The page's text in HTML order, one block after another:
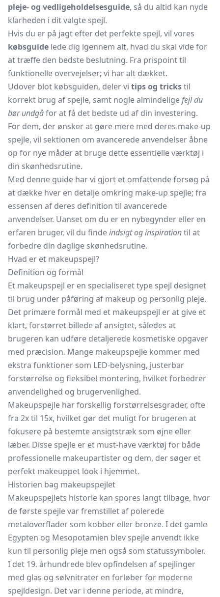
pleje- og vedligeholdelsesguide, så du altid kan nyde
klarheden i dit valgte spejl.
Hvis du er på jagt efter det perfekte spejl, vil vores
købsguide lede dig igennem alt, hvad du skal vide for
at træffe den bedste beslutning. Fra prispoint til
funktionelle overvejelser; vi har alt dækket.
Udover blot købsguiden, deler vi tips og trickstil
korrekt brug af spejle, samt nogle almindeligefejl du
bør undgåfor at få det bedste ud af din investering.
For dem, der ønsker at gøre mere med deres make-up
spejle, vil sektionen om avancerede anvendelser åbne
op for nye måder at bruge dette essentielle værktøj i
din skønhedsrutine.
Med denne guide har vi gjort et omfattende forsøg på
at dække hver en detalje omkring make-up spejle; fra
essensen af deres definition til avancerede
anvendelser. Uanset om du er en nybegynder eller en
erfaren bruger, vil du findeindsigt og inspirationtil at
forbedre din daglige skønhedsrutine.
Hvad er et makeupspejl?
Definition og formål
Et makeupspejl er en specialiseret type spejl designet
til brug under påføring af makeup og personlig pleje.
Det primære formål med et makeupspejl er at give et
klart, forstørret billede af ansigtet, således at
brugeren kan udføre detaljerede kosmetiske opgaver
med præcision. Mange makeupspejle kommer med
ekstra funktioner som LED-belysning, justerbar
forstørrelse og fleksibel montering, hvilket forbedrer
anvendelighed og brugervenlighed.
Makeupspejle har forskellig forstørrelsesgrader, ofte
fra 2x til 15x, hvilket gør det muligt for brugeren at
fokusere på bestemte ansigtstræk som øjne eller
læber. Disse spejle er et must-have værktøj for både
professionelle makeupartister og dem, der søger et
perfekt makeuppet look i hjemmet.
Historien bag makeupspejlet
Makeupspejlets historie kan spores langt tilbage, hvor
de første spejle var fremstillet af polerede
metaloverflader som kobber eller bronze. I det gamle
Egypten og Mesopotamien blev spejle anvendt ikke
kun til personlig pleje men også som statussymboler.
I det 19. århundrede blev opfindelsen af spejlinger
med glas og sølvnitrater en forløber for moderne
spejldesign. Det var i denne periode, at mindre,